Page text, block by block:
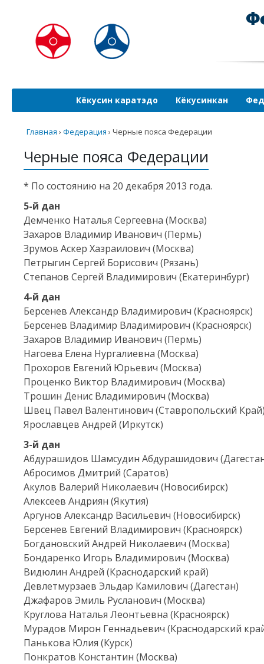
Кёкусин каратэдо Кёкусинкан
Главная › Федерация › Черные пояса Федерации
Черные пояса Федерации
* По состоянию на 20 декабря 2013 года.
5-й дан
Демченко Наталья Сергеевна (Москва)
Захаров Владимир Иванович (Пермь)
Зрумов Аскер Хазраилович (Москва)
Петрыгин Сергей Борисович (Рязань)
Степанов Сергей Владимирович (Екатеринбург)
4-й дан
Берсенев Александр Владимирович (Красноярск)
Берсенев Владимир Владимирович (Красноярск)
Захаров Владимир Иванович (Пермь)
Нагоева Елена Нургалиевна (Москва)
Прохоров Евгений Юрьевич (Москва)
Проценко Виктор Владимирович (Москва)
Трошин Денис Владимирович (Москва)
Швец Павел Валентинович (Ставропольский
Ярославцев Андрей (Иркутск)
3-й дан
Абдурашидов Шамсудин Абдурашидович
Абросимов Дмитрий (Саратов)
Акулов Валерий Николаевич (Новосибирск)
Алексеев Андриян (Якутия)
Аргунов Александр Васильевич (Новосибирск)
Берсенев Евгений Владимирович (Красноярск)
Богдановский Андрей Николаевич (Москва)
Бондаренко Игорь Владимирович (Москва)
Видюлин Андрей (Краснодарский край)
Девлетмурзаев Эльдар Камилович (Дагестан)
Джафаров Эмиль Русланович (Москва)
Круглова Наталья Леонтьевна (Красноярск)
Мурадов Мирон Геннадьевич (Краснодарский
Панькова Юлия (Курск)
Понкратов Константин (Москва)